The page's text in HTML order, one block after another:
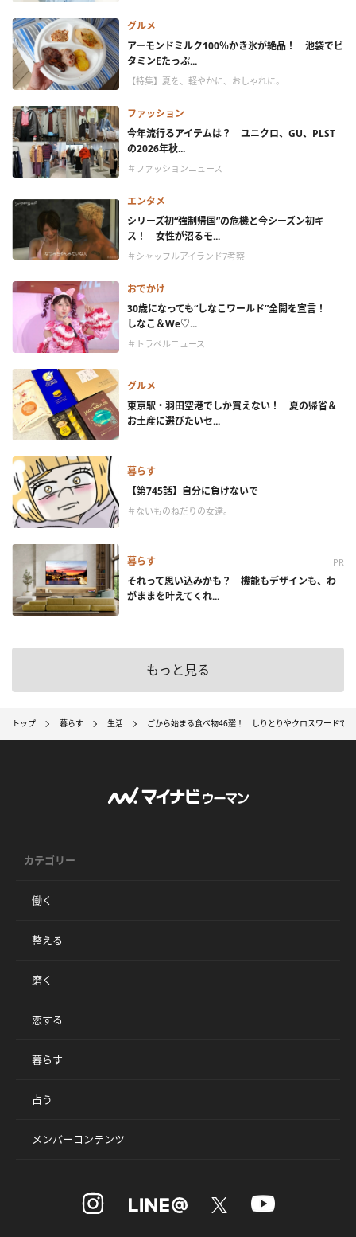
グルメ
アーモンドミルク100％かき氷が絶品！ 池袋でビ
タミンEたっぷ...
【特集】夏を、軽やかに、おしゃれに。
ファッション
今年流行るアイテムは？ ユニクロ、GU、PLST
の2026年秋...
＃ファッションニュース
エンタメ
シリーズ初“強制帰国”の危機と今シーズン初キ
ス！ 女性が沼るモ...
＃シャッフルアイランド7考察
おでかけ
30歳になっても“しなこワールド”全開を宣言！
しなこ＆We♡...
＃トラベルニュース
グルメ
東京駅・羽田空港でしか買えない！ 夏の帰省＆
お土産に選びたいセ...
暮らす
【第745話】自分に負けないで
＃ないものねだりの女達。
暮らす PR
それって思い込みかも？ 機能もデザインも、わ
がままを叶えてくれ...
もっと見る
トップ 暮らす 生活 ごから始まる食べ物46選！ しりとりやクロスワードで
カテゴリー
働く
整える
磨く
恋する
暮らす
占う
メンバーコンテンツ